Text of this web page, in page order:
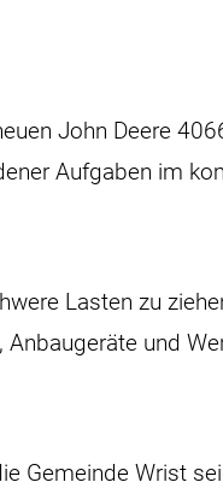
John Deere
Aufgaben im
Lasten zu
und
Gemeinde Wrist